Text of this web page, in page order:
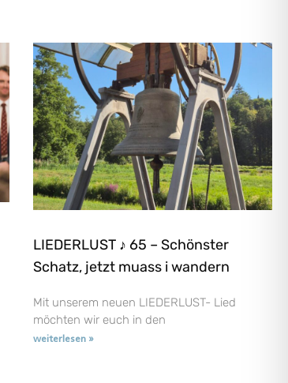
LIEDERLUST ♪ 65 – Schönster
Schatz, jetzt muass i wandern
Mit unserem neuen LIEDERLUST- Lied
möchten wir euch in den
weiterlesen »